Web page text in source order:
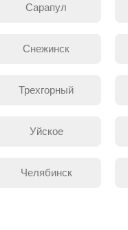
Сарапул
Снежинск
Трехгорный
Уйское
Челябинск